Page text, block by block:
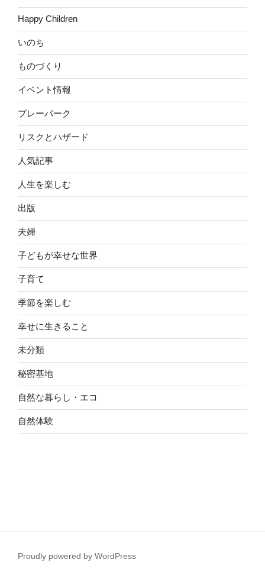
Happy Children
いのち
ものづくり
イベント情報
プレーパーク
リスクとハザード
人気記事
人生を楽しむ
出版
夫婦
子どもが幸せな世界
子育て
季節を楽しむ
幸せに生きること
未分類
秘密基地
自然な暮らし・エコ
自然体験
Proudly powered by WordPress